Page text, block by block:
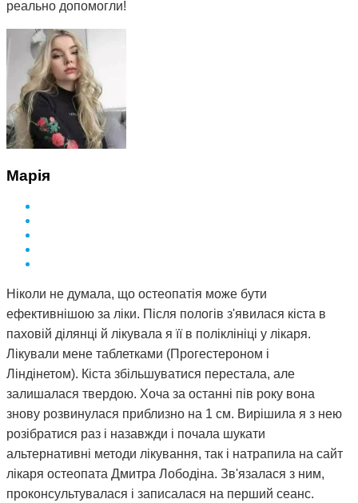
реально допомогли!
Марія
Ніколи не думала, що остеопатія може бути
ефективнішою за ліки. Після пологів з'явилася кіста в
паховій ділянці й лікувала я її в поліклініці у лікаря.
Лікували мене таблетками (Прогестероном і
Ліндінетом). Кіста збільшуватися перестала, але
залишалася твердою. Хоча за останні пів року вона
знову розвинулася приблизно на 1 см. Вирішила я з нею
розібратися раз і назавжди і почала шукати
альтернативні методи лікування, так і натрапила на сайт
лікаря остеопата Дмитра Лободіна. Зв'язалася з ним,
проконсультувалася і записалася на перший сеанс.